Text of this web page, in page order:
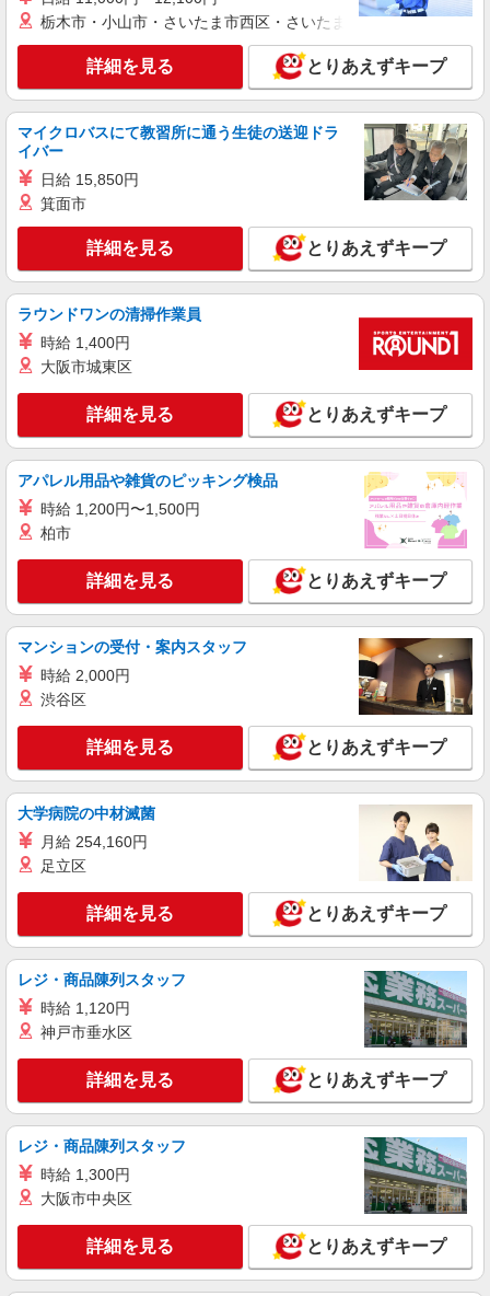
1,177円、月平均26日勤務、深夜手当含む）
大阪府大阪市北区天神橋六丁目付近
詳細を見る
アルバイト パート
東洋テックビルサービス株式会社 クリーンサービス部
オフィスビル内の清掃スタッフ 男女トイレ清
時給1200円
大阪府大阪市北区大淀北1丁目
キープ
アルバイト パート
東洋テックビルサービス株式会社 クリーンサービス部
時給1200円
キープ 詳細を見る
株式会社不二ビルサービス
オフィスビルの清掃スタッフ
時給1,250円
大阪府大阪市北区豊崎5丁目3-22
詳細を見る
パート
三井不動産ファシリティーズ・ウエスト株式会社
オフィス清掃/18:00〜21:00
キープ 詳細を見る
栃木市・小山市・さいたま市西区・さいたま市岩槻区・久喜市・
詳細を見る とりあえずキープ
マイクロバスにて教習所に通う生徒の送迎ドラ
イバー
日給 15,850円
箕面市
詳細を見る とりあえずキープ
ラウンドワンの清掃作業員
時給 1,400円
大阪市城東区
詳細を見る とりあえずキープ
アパレル用品や雑貨のピッキング検品
時給 1,200円〜1,500円
柏市
詳細を見る とりあえずキープ
マンションの受付・案内スタッフ
時給 2,000円
渋谷区
詳細を見る とりあえずキープ
大学病院の中材滅菌
月給 254,160円
足立区
詳細を見る とりあえずキープ
レジ・商品陳列スタッフ
時給 1,120円
神戸市垂水区
詳細を見る とりあえずキープ
レジ・商品陳列スタッフ
時給 1,300円
大阪市中央区
詳細を見る とりあえずキープ